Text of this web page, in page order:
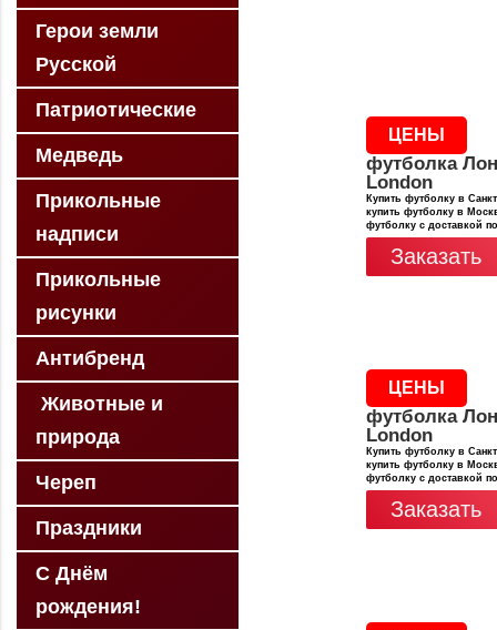
Герои земли
Русской
Патриотические
Медведь
Прикольные
надписи
Прикольные
рисунки
Антибренд
Животные и
природа
Череп
Праздники
С Днём
рождения!
ЦЕНЫ
футболка
London
Купить футболку в
купить футболку в
футболку с доставкой
Заказать
ЦЕНЫ
футболка
London
Купить футболку в
купить футболку в
футболку с доставкой
Заказать